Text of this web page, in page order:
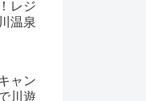
レジ
温泉
ャン
川遊